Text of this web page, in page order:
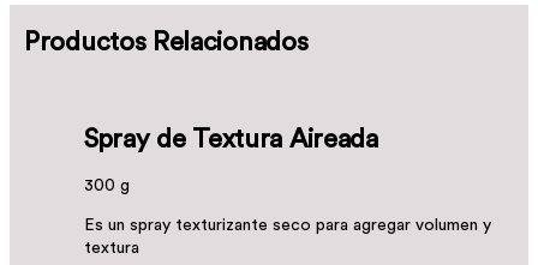
Productos Relacionados
Spray de Textura Aireada
300 g
Es un spray texturizante seco para agregar volumen y
textura